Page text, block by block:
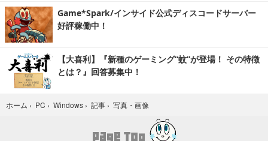
Game*Spark/インサイド公式ディスコードサーバー
好評稼働中！
【大喜利】『新種のゲーミング“蚊”が登場！ その特徴
とは？』回答募集中！
ホーム › PC › Windows › 記事 › 写真・画像